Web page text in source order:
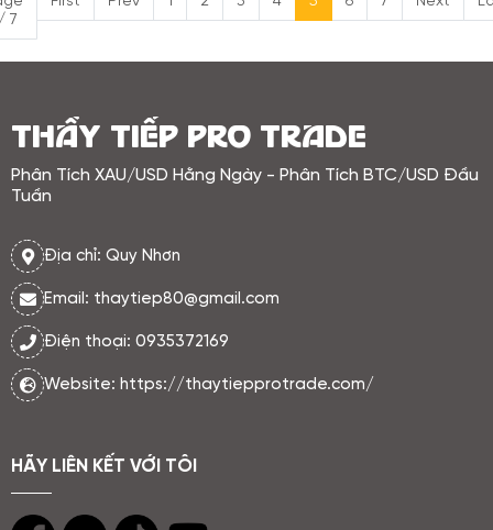
tục tạo nền biến động, có lợi cho
7
THẦY TIẾP PRO TRADE
Phân Tích XAU/USD Hằng Ngày - Phân Tích BTC/USD Đầu
Tuần
Địa chỉ: Quy Nhơn
Email: thaytiep80@gmail.com
Điện thoại: 0935372169
Website: https://thaytiepprotrade.com/
HÃY LIÊN KẾT VỚI TÔI